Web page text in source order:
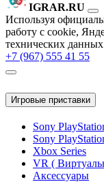
IGRAR.RU
Используя
работу с cookie,
технических
+7 (967) 555 41 55
Игровые приставки
Sony
Sony
Xbox Series
VR (
Аксессуары